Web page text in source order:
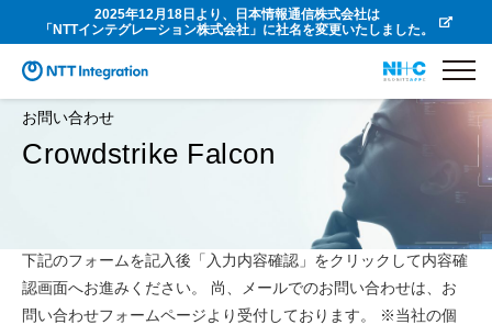
2025年12月18日より、日本情報通信株式会社は
「NTTインテグレーション株式会社」に社名を変更いたしました。
お問い合わせ
Crowdstrike Falcon
下記のフォームを記入後「入力内容確認」をクリックして内容確
認画面へお進みください。 尚、メールでのお問い合わせは、お
問い合わせフォームページより受付しております。 ※当社の個